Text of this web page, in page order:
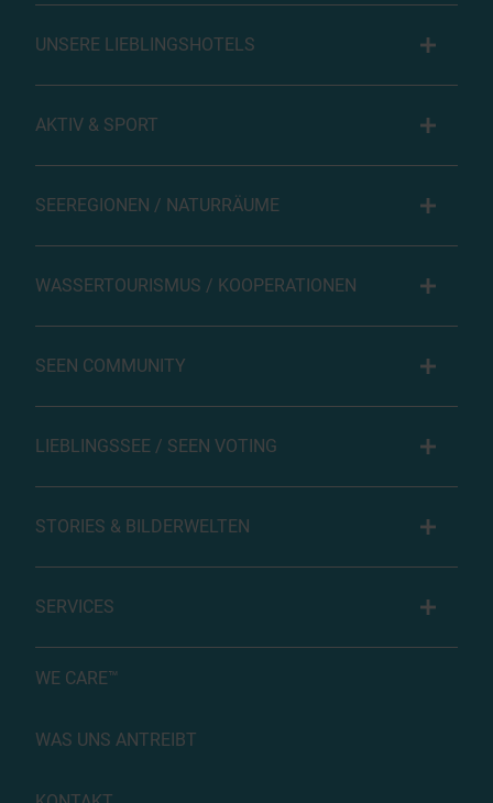
UNSERE LIEBLINGSHOTELS
AKTIV & SPORT
SEEREGIONEN / NATURRÄUME
WASSERTOURISMUS / KOOPERATIONEN
SEEN COMMUNITY
LIEBLINGSSEE / SEEN VOTING
STORIES & BILDERWELTEN
SERVICES
WE CARE™
WAS UNS ANTREIBT